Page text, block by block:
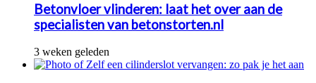
Betonvloer vlinderen: laat het over aan de
specialisten van betonstorten.nl
3 weken geleden